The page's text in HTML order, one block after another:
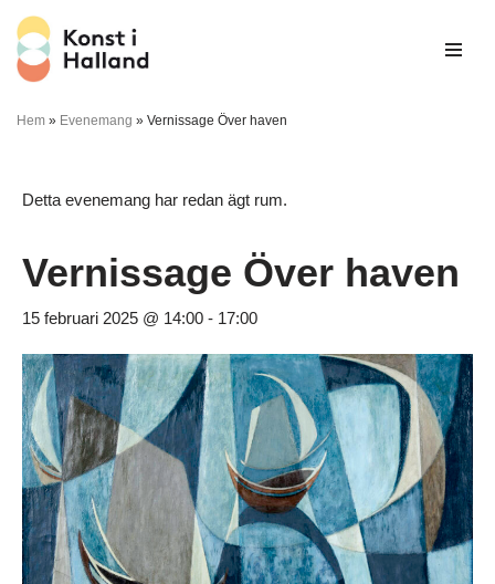
Hoppa
till
innehåll
Hem » Evenemang » Vernissage Över haven
Detta evenemang har redan ägt rum.
Vernissage Över haven
15 februari 2025 @ 14:00 - 17:00